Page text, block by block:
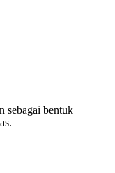
sebagai bentuk